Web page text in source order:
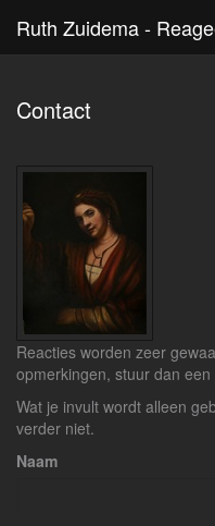
Ruth Zuidema -
Contact
Reacties worden zeer
opmerkingen, stuur dan
Wat je invult wordt alleen
verder niet.
Naam